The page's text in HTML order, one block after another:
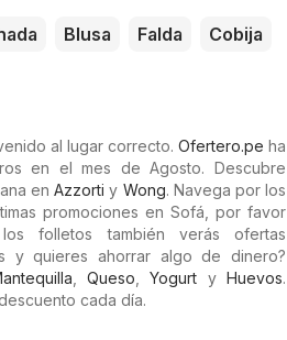
Blusa Falda Cobija
al lugar correcto. Ofertero.pe ha
en el mes de Agosto. Descubre
enAzzorti y Wong. Navega por los
promociones en Sofá, por favor
folletos también verás ofertas
y quieres ahorrar algo de dinero?
, Queso,Yogurt yHuevos.
cada día.